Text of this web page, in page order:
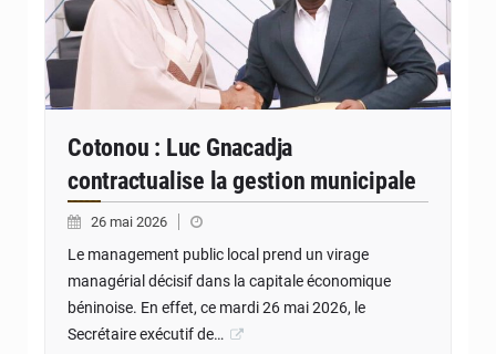
Cotonou : Luc Gnacadja
contractualise la gestion municipale
26 mai 2026
Le management public local prend un virage
managérial décisif dans la capitale économique
béninoise. En effet, ce mardi 26 mai 2026, le
Secrétaire exécutif de…